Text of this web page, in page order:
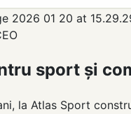
sport și
la Atlas Sport